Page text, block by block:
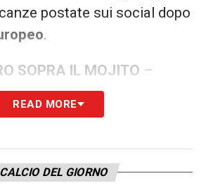
postate sui social dopo
.
SOPRA IL MOJITO –
al volo. D’altra parte, quando
gente sveglia e sensibile,
del rompete le righe in
READ MORE
DEL GIORNO